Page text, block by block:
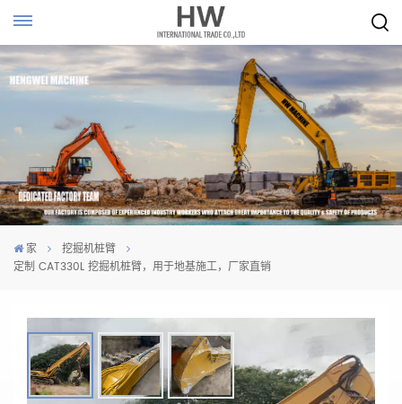
家
挖掘机桩臂
定制 CAT330L 挖掘机桩臂，用于地基施工，厂家直销